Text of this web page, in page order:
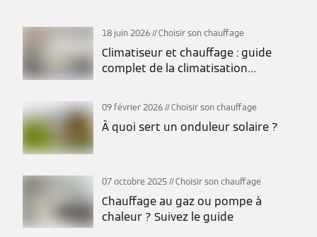
18 juin 2026 Choisir son chauffage
Climatiseur et chauffage : guide
complet de la climatisation
09 février 2026 Choisir son chauffage
À quoi sert un onduleur solaire ?
07 octobre 2025 Choisir son chauffage
Chauffage au gaz ou pompe à
chaleur ? Suivez le guide